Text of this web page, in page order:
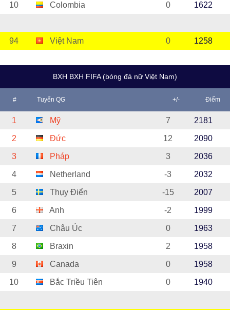
10 Colombia 0 1622
94 Việt Nam 0 1258
BXH BXH FIFA (bóng đá nữ Việt Nam)
# Tuyển QG +/- Điểm
1 Mỹ 7 2181
2 Đức 12 2090
3 Pháp 3 2036
4 Netherland -3 2032
5 Thụy Điển -15 2007
6 Anh -2 1999
7 Châu Úc 0 1963
8 Braxin 2 1958
9 Canada 0 1958
10 Bắc Triều Tiên 0 1940